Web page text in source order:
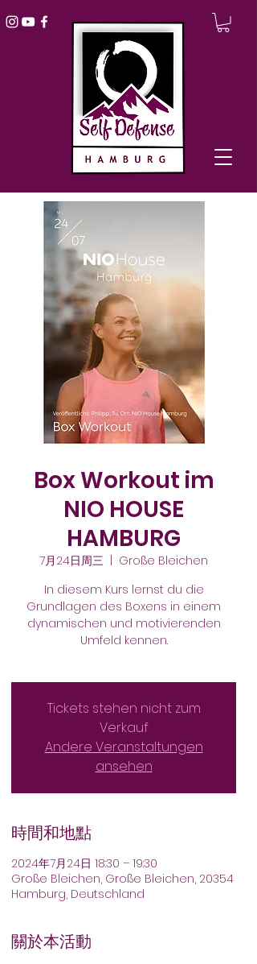
Box Workout im
NIO HOUSE
HAMBURG
7月24日周三
Große Bleichen
In diesem Kurs lernst du die
Grundlagen des Boxens in einem
dynamischen und motivierenden
Umfeld kennen.
Tickets stehen nicht zum
Verkauf
Andere Veranstaltungen
ansehen
時間和地點
2024年7月24日 18:30 – 19:30
Große Bleichen, Große Bleichen, 20354
Hamburg, Deutschland
關於本活動